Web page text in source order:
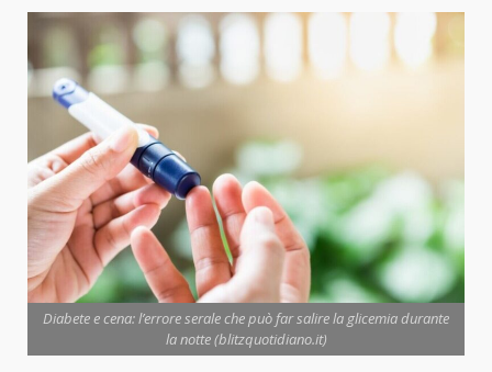
Diabete e cena: l’errore serale che può far salire la glicemia durante
la notte (blitzquotidiano.it)